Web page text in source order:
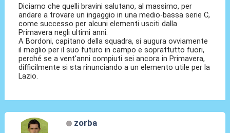
Diciamo che quelli bravini salutano, al massimo, per
andare a trovare un ingaggio in una medio-bassa serie C,
come successo per alcuni elementi usciti dalla
Primavera negli ultimi anni.
A Bordoni, capitano della squadra, si augura ovviamente
il meglio per il suo futuro in campo e soprattutto fuori,
perché se a vent'anni compiuti sei ancora in Primavera,
difficilmente si sta rinunciando a un elemento utile per la
Lazio.
zorba